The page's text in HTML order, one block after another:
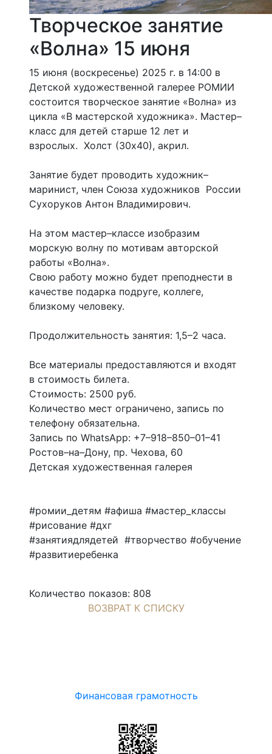
Творческое занятие
«Волна» 15 июня
15 июня (воскресенье) 2025 г. в 14:00 в
Детской художественной галерее РОМИИ
состоится творческое занятие «Волна» из
цикла «В мастерской художника». Мастер–
класс для детей старше 12 лет и
взрослых. Холст (30х40), акрил.
Занятие будет проводить художник–
маринист, член Союза художников России
Сухоруков Антон Владимирович.
На этом мастер–классе изобразим
морскую волну по мотивам авторской
работы «Волна».
Свою работу можно будет преподнести в
качестве подарка подруге, коллеге,
близкому человеку.
Продолжительность занятия: 1,5–2 часа.
Все материалы предоставляются и входят
в стоимость билета.
Стоимость: 2500 руб.
Количество мест ограничено, запись по
телефону обязательна.
Запись по WhatsApp: +7–918–850–01–41
Ростов–на–Дону, пр. Чехова, 60
Детская художественная галерея
#ромии_детям #афиша #мастер_классы
#рисование #дхг
#занятиядлядетей #творчество #обучение
#развитиеребенка
Количество показов: 808
ВОЗВРАТ К СПИСКУ
Финансовая грамотность